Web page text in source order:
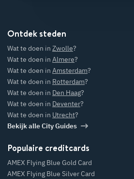
Ontdek steden
Wat te doen in Zwolle?
Wat te doen in Almere?
Wat te doen in Amsterdam?
Wat te doen in Rotterdam?
Wat te doen in Den Haag?
Wat te doen in Deventer?
Wat te doen in Utrecht?
Bekijk alle City Guides
Populaire creditcards
AMEX Flying Blue Gold Card
AMEX Flying Blue Silver Card